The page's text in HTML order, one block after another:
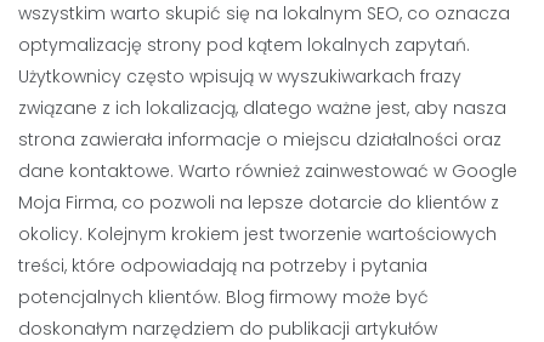
wszystkim warto skupić się na lokalnym SEO, co oznacza
optymalizację strony pod kątem lokalnych zapytań.
Użytkownicy często wpisują w wyszukiwarkach frazy
związane z ich lokalizacją, dlatego ważne jest, aby nasza
strona zawierała informacje o miejscu działalności oraz
dane kontaktowe. Warto również zainwestować w Google
Moja Firma, co pozwoli na lepsze dotarcie do klientów z
okolicy. Kolejnym krokiem jest tworzenie wartościowych
treści, które odpowiadają na potrzeby i pytania
potencjalnych klientów. Blog firmowy może być
doskonałym narzędziem do publikacji artykułów